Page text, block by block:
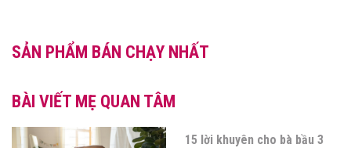
SẢN PHẨM BÁN CHẠY NHẤT
BÀI VIẾT MẸ QUAN TÂM
15 lời khuyên cho bà bầu 3